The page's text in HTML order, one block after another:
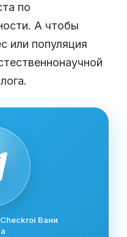
по
А чтобы
или популяция
Вани